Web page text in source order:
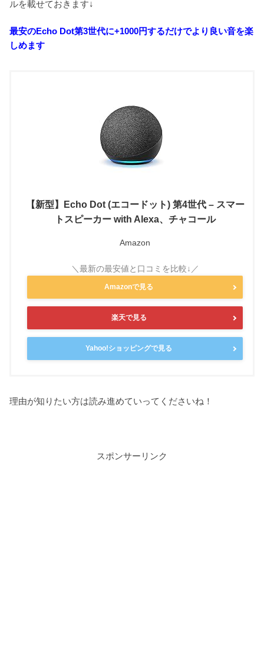
ルを載せておきます↓
最安のEcho Dot第3世代に+1000円するだけでより良い音を楽
しめます
【新型】Echo Dot (エコードット) 第4世代 – スマー
トスピーカー with Alexa、チャコール
Amazon
Amazonで見る
楽天で見る
Yahoo!ショッピングで見る
理由が知りたい方は読み進めていってくださいね！
スポンサーリンク